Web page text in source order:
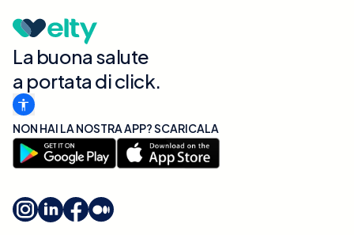
La buona salute
a portata di click.
NON HAI LA NOSTRA APP? SCARICALA